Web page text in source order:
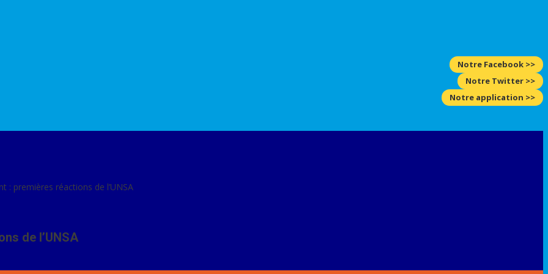
Notre Facebook >>
Notre Twitter >>
Notre application >>
: premières réactions de l’UNSA
de l’UNSA